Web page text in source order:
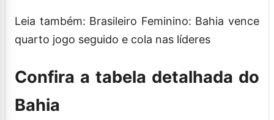
Leia também: Brasileiro Feminino: Bahia vence
quarto jogo seguido e cola nas líderes
Confira a tabela detalhada do
Bahia